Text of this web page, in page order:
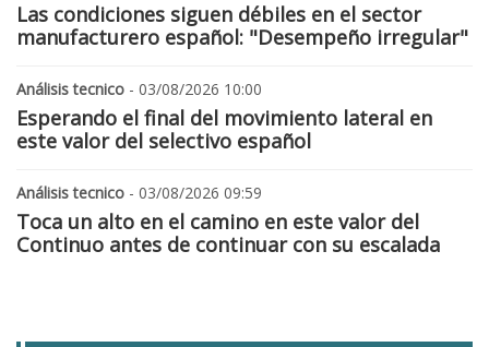
Las condiciones siguen débiles en el sector
manufacturero español: "Desempeño irregular"
Análisis tecnico - 03/08/2026 10:00
Esperando el final del movimiento lateral en
este valor del selectivo español
Análisis tecnico - 03/08/2026 09:59
Toca un alto en el camino en este valor del
Continuo antes de continuar con su escalada